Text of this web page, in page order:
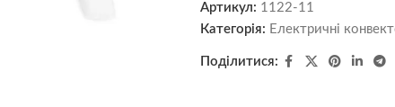
Артикул: 1122-11
Категорія: Електричні
Поділитися: